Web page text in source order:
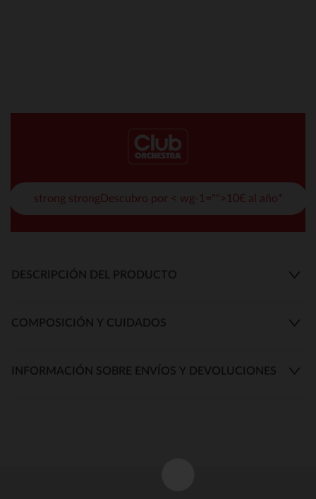
strong strongDescubro por < wg-1="">10€ al año*
DESCRIPCIÓN DEL PRODUCTO
COMPOSICIÓN Y CUIDADOS
INFORMACIÓN SOBRE ENVÍOS Y DEVOLUCIONES